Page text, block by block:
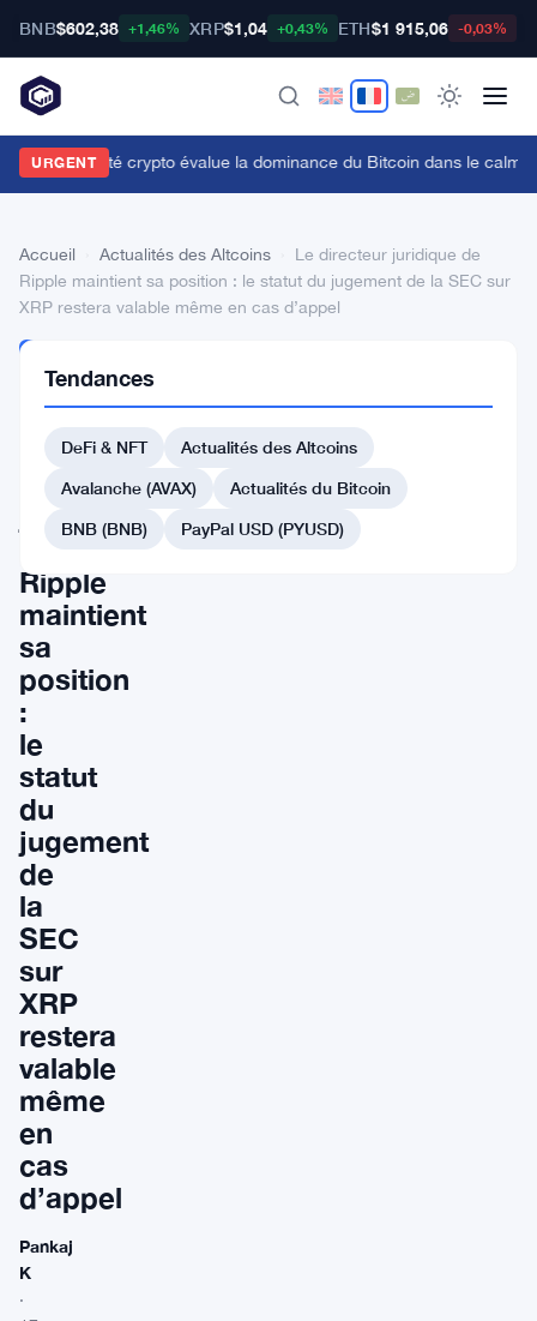
BNB$602,38 +1,46% XRP$1,04 +0,43% ETH$1 915,06 -0,03%
URGENT
communauté crypto évalue la dominance du Bitcoin dans le calme
Accueil Actualités des Altcoins
Le directeur juridique de
Ripple maintient sa position : le statut du jugement de la SEC sur
XRP restera valable même en cas d’appel
DES
ALTCOINS
directeur
juridique
Ripple
maintient
sa
position
:
le
statut
du
jugement
de
la
SEC
sur
XRP
restera
valable
même
en
cas
d’appel
Pankaj
K
·
Tendances
DeFi & NFT
Actualités des Altcoins
Avalanche (AVAX)
Actualités du Bitcoin
BNB (BNB)
PayPal USD (PYUSD)